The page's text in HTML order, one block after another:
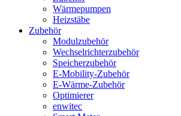
Wärmepumpen
Heizstäbe
Zubehör
Modulzubehör
Wechselrichterzubehör
Speicherzubehör
E-Mobility-Zubehör
E-Wärme-Zubehör
Optimierer
enwitec